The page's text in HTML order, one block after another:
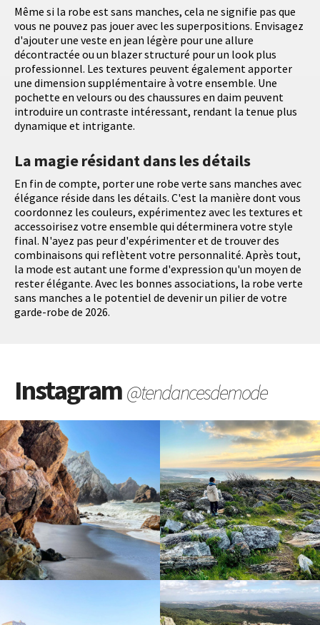
Même si la robe est sans manches, cela ne signifie pas que
vous ne pouvez pas jouer avec les superpositions. Envisagez
d'ajouter une veste en jean légère pour une allure
décontractée ou un blazer structuré pour un look plus
professionnel. Les textures peuvent également apporter
une dimension supplémentaire à votre ensemble. Une
pochette en velours ou des chaussures en daim peuvent
introduire un contraste intéressant, rendant la tenue plus
dynamique et intrigante.
La magie résidant dans les détails
En fin de compte, porter une robe verte sans manches avec
élégance réside dans les détails. C'est la manière dont vous
coordonnez les couleurs, expérimentez avec les textures et
accessoirisez votre ensemble qui déterminera votre style
final. N'ayez pas peur d'expérimenter et de trouver des
combinaisons qui reflètent votre personnalité. Après tout,
la mode est autant une forme d'expression qu'un moyen de
rester élégante. Avec les bonnes associations, la robe verte
sans manches a le potentiel de devenir un pilier de votre
garde-robe de 2026.
Instagram@tendancesdemode